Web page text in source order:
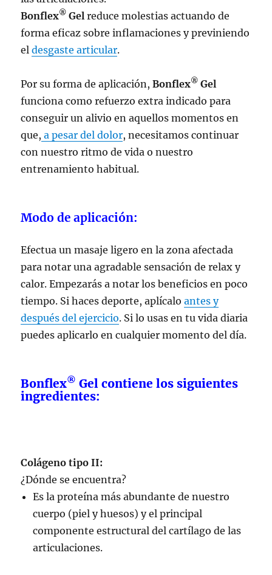
Bonflex® Gel reduce molestias actuando de
forma eficaz sobre inflamaciones y previniendo
eldesgaste articular.
Por su forma de aplicación,Bonflex® Gel
funciona como refuerzo extra indicado para
conseguir un alivio en aquellos momentos en
que, a pesar del dolor, necesitamos continuar
con nuestro ritmo de vida o nuestro
entrenamiento habitual.
Modo de aplicación:
Efectua un masaje ligero en la zona afectada
para notar una agradable sensación de relax y
calor. Empezarás a notar los beneficios en poco
tiempo. Si haces deporte, aplícaloantes y
después del ejercicio. Si lo usas en tu vida diaria
puedes aplicarlo en cualquier momento del día.
Bonflex® Gel contiene los siguientes
ingredientes:
Colágeno tipo II:
¿Dónde se encuentra?
Es la proteína más abundante de nuestro
cuerpo (piel y huesos) y el principal
componente estructural del cartílago de las
articulaciones.